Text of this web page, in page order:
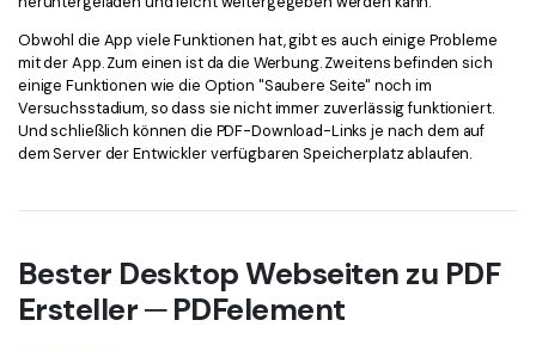
Obwohl die App viele Funktionen hat, gibt es auch einige Probleme
mit der App. Zum einen ist da die Werbung. Zweitens befinden sich
einige Funktionen wie die Option "Saubere Seite" noch im
Versuchsstadium, so dass sie nicht immer zuverlässig funktioniert.
Und schließlich können die PDF-Download-Links je nach dem auf
dem Server der Entwickler verfügbaren Speicherplatz ablaufen.
Bester Desktop Webseiten zu PDF
Ersteller ─ PDFelement